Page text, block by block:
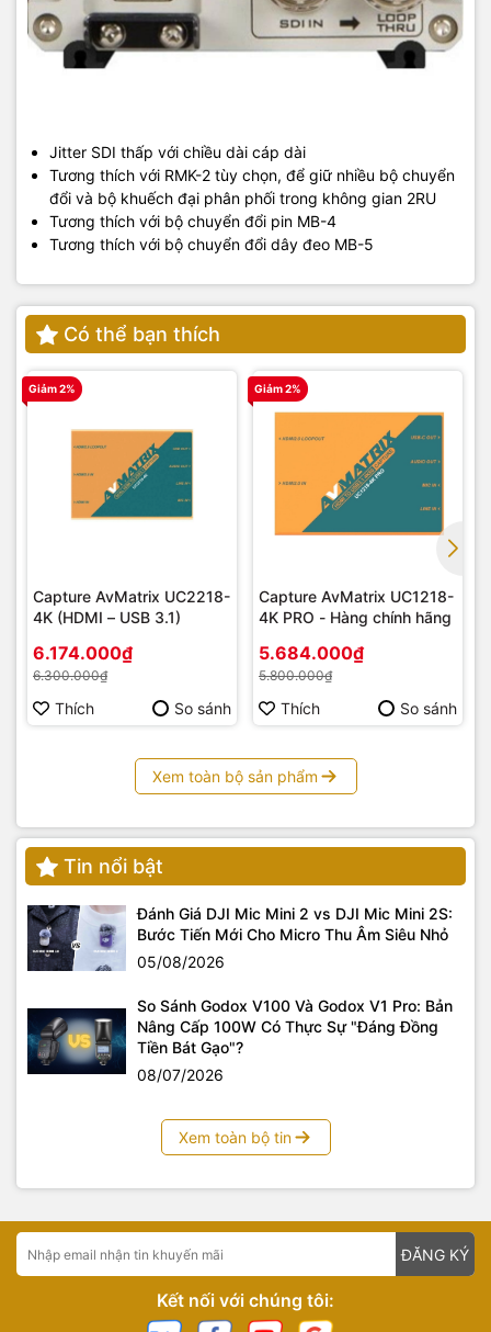
Jitter SDI thấp với chiều dài cáp dài
Tương thích với RMK-2 tùy chọn, để giữ nhiều bộ chuyển
đổi và bộ khuếch đại phân phối trong không gian 2RU
Tương thích với bộ chuyển đổi pin MB-4
Tương thích với bộ chuyển đổi dây đeo MB-5
Có thể bạn thích
Giảm 2%
Capture AvMatrix UC2218-
4K (HDMI – USB 3.1)
6.174.000₫
6.300.000₫
Thích So sánh
Giảm 2%
Capture AvMatrix UC1218-
4K PRO - Hàng chính hãng
5.684.000₫
5.800.000₫
Thích So sánh
Xem toàn bộ sản phẩm
Tin nổi bật
Đánh Giá DJI Mic Mini 2 vs DJI Mic Mini 2S:
Bước Tiến Mới Cho Micro Thu Âm Siêu Nhỏ
05/08/2026
So Sánh Godox V100 Và Godox V1 Pro: Bản
Nâng Cấp 100W Có Thực Sự "Đáng Đồng
Tiền Bát Gạo"?
08/07/2026
Xem toàn bộ tin
ĐĂNG KÝ
Kết nối với chúng tôi: